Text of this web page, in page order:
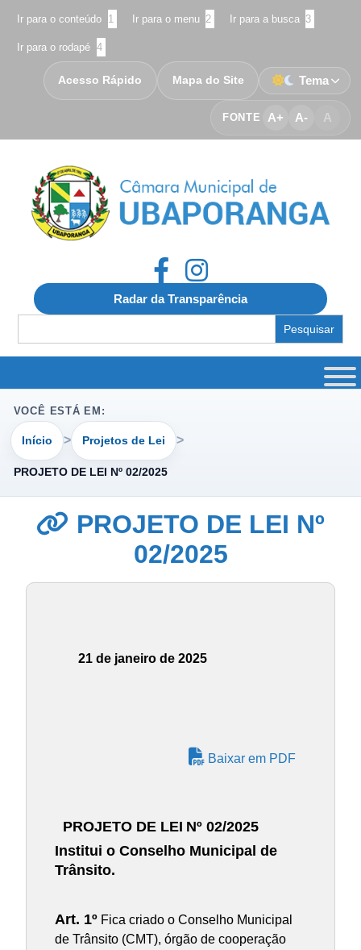
Ir para o conteúdo 1 Ir para o menu 2 Ir para a busca 3
Ir para o rodapé 4
FONTE A+ A- A
Acesso Rápido Mapa do Site Tema
Radar da Transparência
for:
VOCÊ ESTÁ EM:
Início Projetos de Lei
PROJETO DE LEI Nº 02/2025
PROJETO DE LEI Nº
02/2025
21 de janeiro de 2025
Baixar em PDF
PROJETO DE LEI Nº 02/2025
Institui o Conselho Municipal de
Trânsito.
Art. 1º Fica criado o Conselho Municipal
de Trânsito (CMT), órgão de cooperação